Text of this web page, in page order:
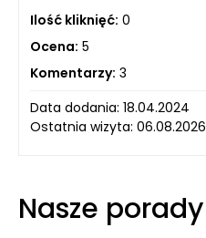
Ilość kliknięć: 0
Ocena: 5
Komentarzy: 3
Data dodania: 18.04.2024
Ostatnia wizyta: 06.08.2026
Nasze porady